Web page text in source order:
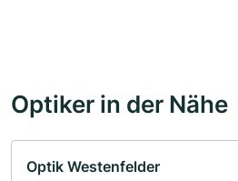
Optiker in der Nähe
Optik Westenfelder